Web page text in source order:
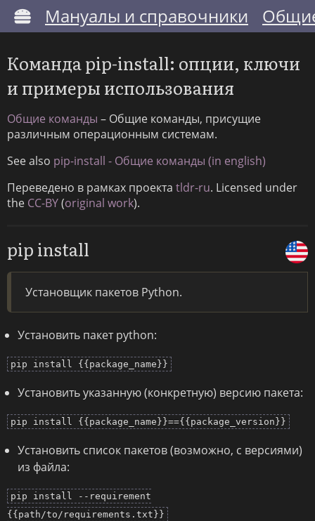
Мануалы и справочники
Команда pip-install: опции, ключи
и примеры использования
Общие команды – Общие команды, присущие
различным операционным системам.
See also pip-install - Общие команды (in english)
Переведено в рамках проекта tldr-ru. Licensed under
the CC-BY(original work).
pip install
Установщик пакетов Python.
Установить пакет python:
pip install {{package_name}}
Установить указанную (конкретную) версию пакета:
pip install {{package_name}}=={{package_version}}
Установить список пакетов (возможно, с версиями)
из файла:
pip install --requirement
{{path/to/requirements.txt}}